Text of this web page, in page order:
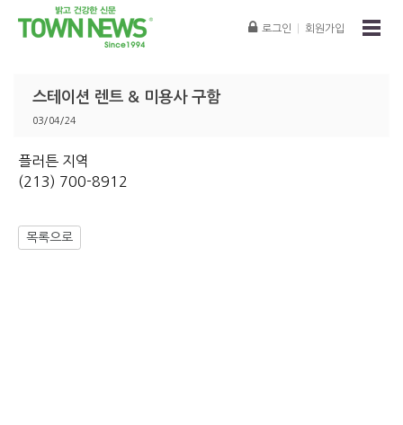
로그인 회원가입
스테이션 렌트 & 미용사 구함
03/04/24
플러튼 지역
(213) 700-8912
목록으로